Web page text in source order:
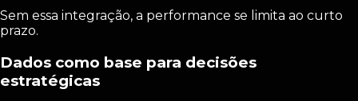
Sem essa integração, a performance se limita ao curto
prazo.
Dados como base para decisões
estratégicas